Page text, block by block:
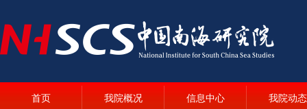
首页 我院概况 信息中心 我院动态